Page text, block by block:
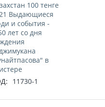
100 тенге
Выдающиеся
и события -
лет со дня
в
11730-1